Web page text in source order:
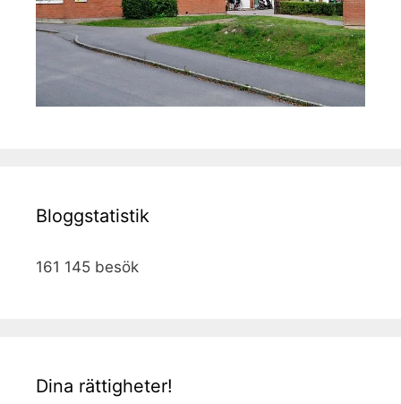
Bloggstatistik
161 145 besök
Dina rättigheter!